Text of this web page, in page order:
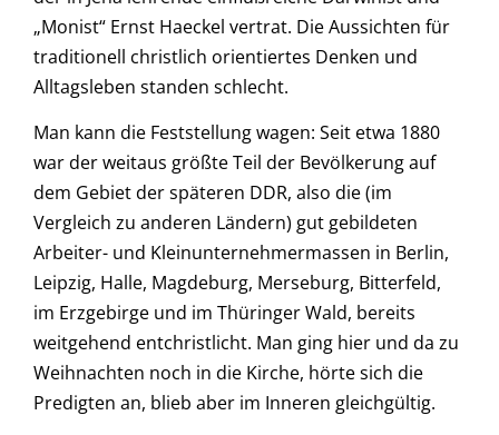
„Monist“ Ernst Haeckel vertrat. Die Aussichten für
traditionell christlich orientiertes Denken und
Alltagsleben standen schlecht.
Man kann die Feststellung wagen: Seit etwa 1880
war der weitaus größte Teil der Bevölkerung auf
dem Gebiet der späteren DDR, also die (im
Vergleich zu anderen Ländern) gut gebildeten
Arbeiter- und Kleinunternehmermassen in Berlin,
Leipzig, Halle, Magdeburg, Merseburg, Bitterfeld,
im Erzgebirge und im Thüringer Wald, bereits
weitgehend entchristlicht. Man ging hier und da zu
Weihnachten noch in die Kirche, hörte sich die
Predigten an, blieb aber im Inneren gleichgültig.